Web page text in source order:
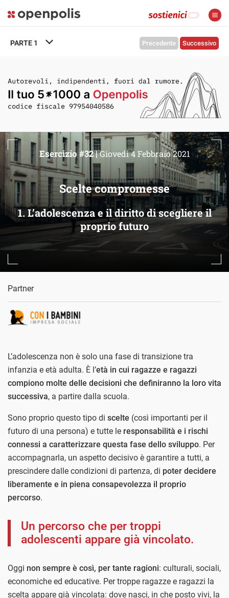
Precedente Successivo
PARTE 1
Scelte compromesse
1. L’adolescenza e il diritto di scegliere il
proprio futuro
Esercizio #32 |Giovedì 4 Febbraio 2021
Partner
L’adolescenza non è solo una fase di transizione tra
infanzia e età adulta. È l’età in cui ragazze e ragazzi
compiono molte delle decisioni che definiranno la loro vita
successiva, a partire dalla scuola.
Sono proprio questo tipo di scelte (così importanti per il
futuro di una persona) e tutte le responsabilità e i rischi
connessi a caratterizzare questa fase dello sviluppo. Per
accompagnarla, un aspetto decisivo è garantire a tutti, a
prescindere dalle condizioni di partenza, di poter decidere
liberamente e in piena consapevolezza il proprio
percorso.
Un percorso che per troppi
adolescenti appare già vincolato.
Oggi non sempre è così, per tante ragioni: culturali, sociali,
economiche ed educative. Per troppe ragazze e ragazzi la
scelta appare già vincolata: dove nasci, in che posto vivi, la